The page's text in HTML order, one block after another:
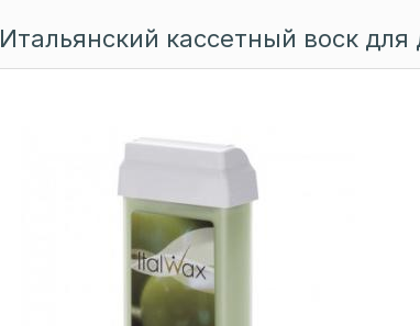
Итальянский кассетный воск